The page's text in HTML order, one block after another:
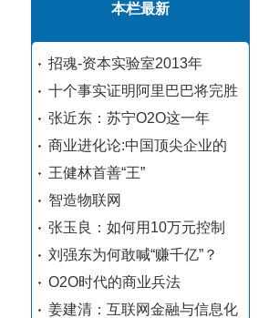
本栏最新
招魂-资本实验室2013年
十个事实证明阿里巴巴将完胜
张近东：苏宁O2O这一年
商业进化论:中国顶尖企业的
王健林首善“王”
智造物联网
张玉良：如何用10万元控制
刘强东为何敢喊“赚千亿”？
O2O时代的商业兵法
姜建清：互联网金融与信息化